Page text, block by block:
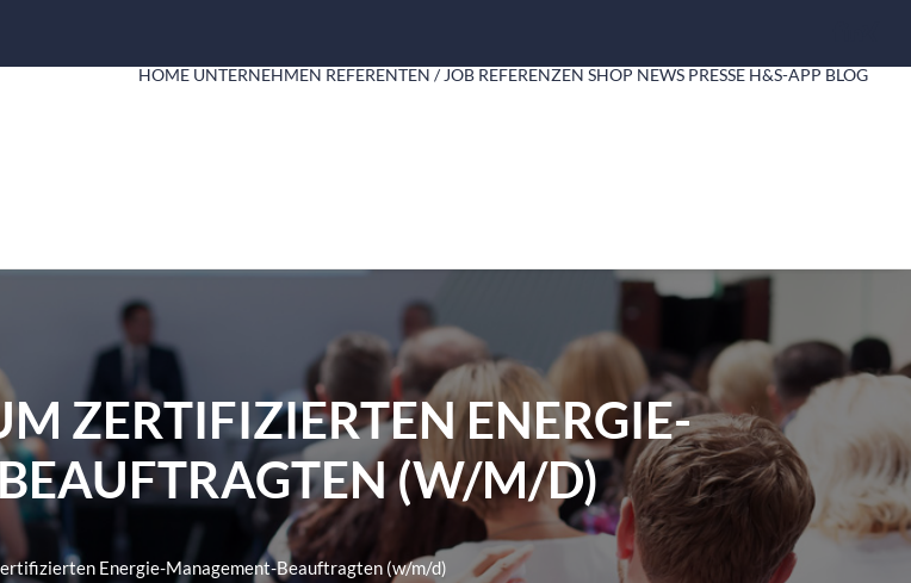
HOME UNTERNEHMEN REFERENTEN / JOB REFERENZEN SHOP NEWS PRESSE H&S-APP BLOG
ZERTIFIZIERTEN ENERGIE-
(W/M/D)
Energie-Management-Beauftragten (w/m/d)